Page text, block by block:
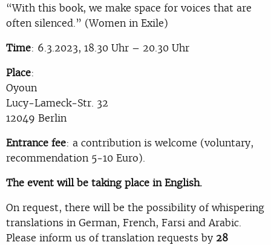
“With this book, we make space for voices that are
often silenced.” (Women in Exile)
Time: 6.3.2023, 18.30 Uhr – 20.30 Uhr
Place:
Oyoun
Lucy-Lameck-Str. 32
12049 Berlin
Entrance fee: a contribution is welcome (voluntary,
recommendation 5-10 Euro).
The event will be taking place in English.
On request, there will be the possibility of whispering
translations in German, French, Farsi and Arabic.
Please inform us of translation requests by 28